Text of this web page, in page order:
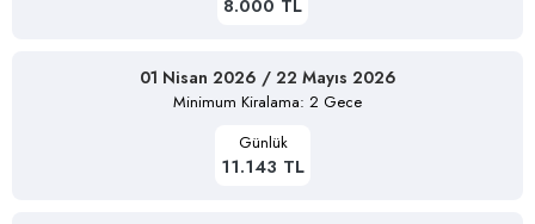
8.000 TL
01 Nisan 2026 / 22 Mayıs 2026
Minimum Kiralama: 2 Gece
Günlük
11.143 TL